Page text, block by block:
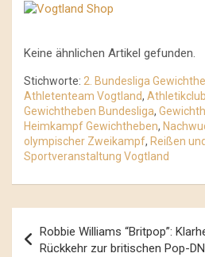
Keine ähnlichen Artikel gefunden.
Stichworte: 2. Bundesliga
Athletenteam Vogtland,
Gewichtheben Bundesliga,
Heimkampf Gewichtheben,
olympischer Zweikampf, Reißen
Sportveranstaltung Vogtland
Navigation
Robbie Williams “Britpop”:
Rückkehr zur britischen Pop-